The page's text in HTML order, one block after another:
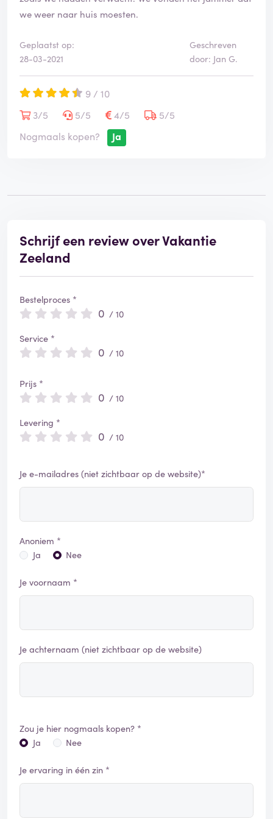
we weer naar huis moesten.
Geplaatst op:
28-03-2021
Geschreven
door: Jan G.
9 / 10
3/5
5/5 4/5
5/5
Nogmaals kopen?
Ja
Schrijf een review over Vakantie
Zeeland
Bestelproces *
0 / 10
Service *
0 / 10
Prijs *
0 / 10
Levering *
0 / 10
Je e-mailadres (niet zichtbaar op de website)*
Anoniem *
Ja
Nee
Je voornaam *
Je achternaam (niet zichtbaar op de website)
Zou je hier nogmaals kopen? *
Ja
Nee
Je ervaring in één zin *